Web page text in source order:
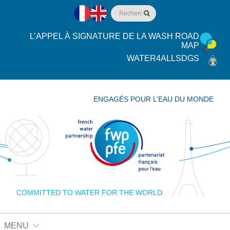
L’APPEL À SIGNATURE DE LA WASH ROAD
MAP
WATER4ALLSDGS
COMMITTED TO WATER FOR THE WORLD
ENGAGÉS POUR L’EAU DU MONDE
MENU